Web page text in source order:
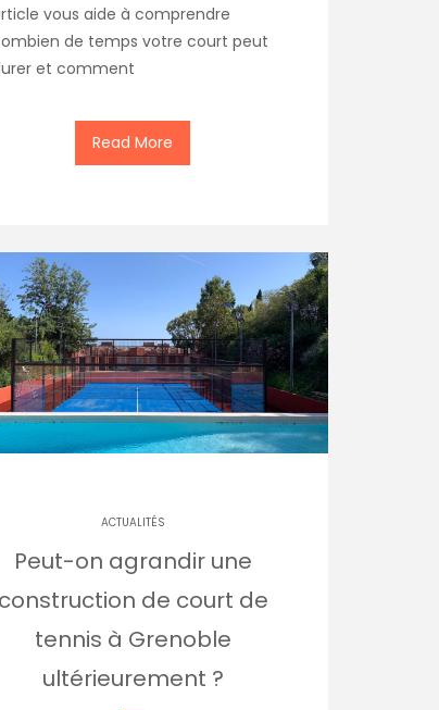
vous aide à comprendre
de temps votre court peut
et comment
Read More
ACTUALITÉS
Peut-on agrandir une
construction de court de
tennis à Grenoble
ultérieurement ?